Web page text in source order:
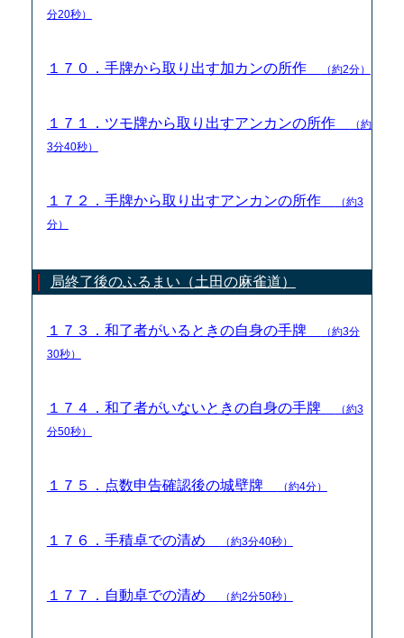
分20秒）
１７０．手牌から取り出す加カンの所作 （約2分）
１７１．ツモ牌から取り出すアンカンの所作
（約
3分40秒）
１７２．手牌から取り出すアンカンの所作
（約3
分）
局終了後のふるまい（土田の麻雀道）
１７３．和了者がいるときの自身の手牌
（約3分
30秒）
１７４．和了者がいないときの自身の手牌
（約3
分50秒）
１７５．点数申告確認後の城壁牌 （約4分）
１７６．手積卓での清め （約3分40秒）
１７７．自動卓での清め （約2分50秒）